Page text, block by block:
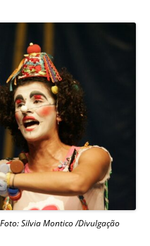
Silvia Montico /Divulgação